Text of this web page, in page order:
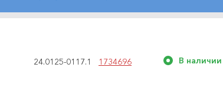
24.0125-0117.1 1734696 В наличии